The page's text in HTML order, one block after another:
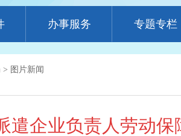
办事服务 专题专栏
> 图片新闻
遣企业负责人劳动